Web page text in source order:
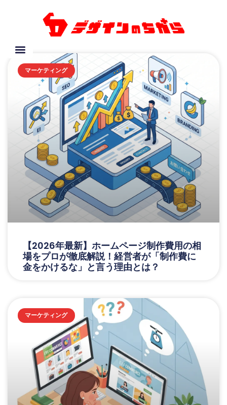
マーケティング
【2026年最新】ホームページ制作費用の相
場をプロが徹底解説！経営者が「制作費に
金をかけるな」と言う理由とは？
マーケティング